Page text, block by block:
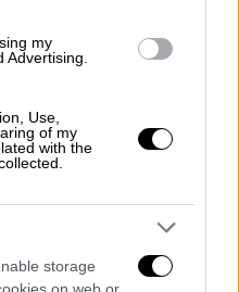
my
Advertising.
Use,
of my
with the
storage
on web or
ανά κάτοικο για
Μέσω αυτών των
μειώσει την
της EUROSTAT.
βρίσκεται
αύξηση των
πρόσβαση σε
μια προσέγγιση
ασθένεια».